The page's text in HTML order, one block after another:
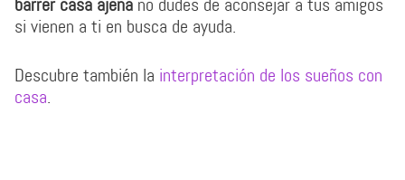
si vienen a ti en busca de ayuda.
Descubre también la interpretación de los sueños con
casa.